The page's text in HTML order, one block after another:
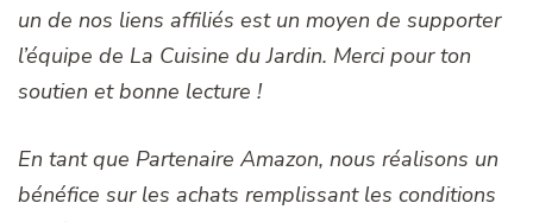
un de nos liens affiliés est un moyen de supporter
l’équipe de La Cuisine du Jardin. Merci pour ton
soutien et bonne lecture !
En tant que Partenaire Amazon, nous réalisons un
bénéfice sur les achats remplissant les conditions